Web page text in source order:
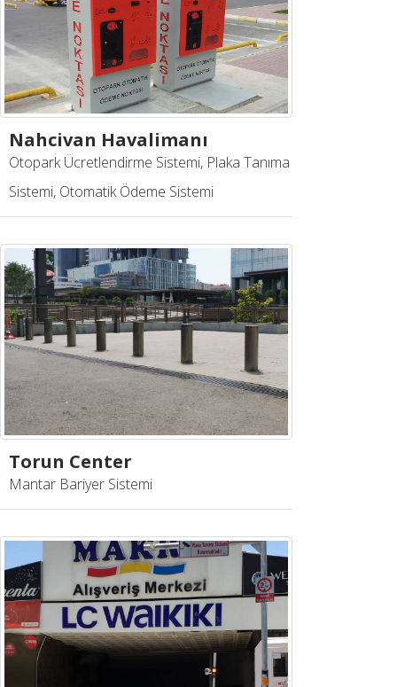
Nahcivan Havalimanı
Otopark Ücretlendirme Sistemi, Plaka Tanıma
Sistemi, Otomatik Ödeme Sistemi
Torun Center
Mantar Bariyer Sistemi